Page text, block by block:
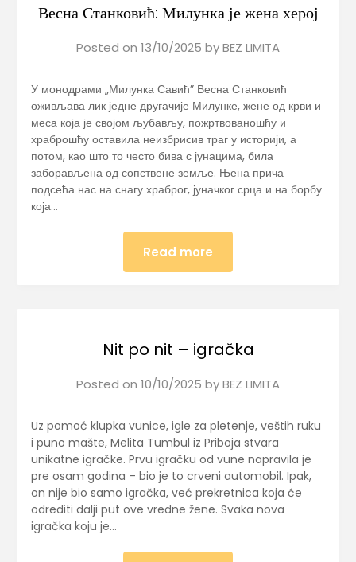
Весна Станковић: Милунка је жена херој
Posted on 13/10/2025 byBEZ LIMITA
У монодрами „Милунка Савић” Весна Станковић
оживљава лик једне другачије Милунке, жене од крви и
меса која је својом љубављу, пожртвованошћу и
храброшћу оставила неизбрисив траг у историји, а
потом, као што то често бива с јунацима, била
заборављена од сопствене земље. Њена прича
подсећа нас на снагу храброг, јуначког срца и на борбу
која…
Read more
Nit po nit – igračka
Posted on 10/10/2025 byBEZ LIMITA
Uz pomoć klupka vunice, igle za pletenje, veštih ruku
i puno mašte, Melita Tumbul iz Priboja stvara
unikatne igračke. Prvu igračku od vune napravila je
pre osam godina – bio je to crveni automobil. Ipak,
on nije bio samo igračka, već prekretnica koja će
odrediti dalji put ove vredne žene. Svaka nova
igračka koju je…